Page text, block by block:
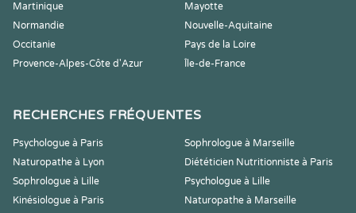
Martinique
Mayotte
Normandie
Nouvelle-Aquitaine
Occitanie
Pays de la Loire
Provence-Alpes-Côte d'Azur
Île-de-France
RECHERCHES FRÉQUENTES
Psychologue à Paris
Sophrologue à Marseille
Naturopathe à Lyon
Diététicien Nutritionniste à Paris
Sophrologue à Lille
Psychologue à Lille
Kinésiologue à Paris
Naturopathe à Marseille